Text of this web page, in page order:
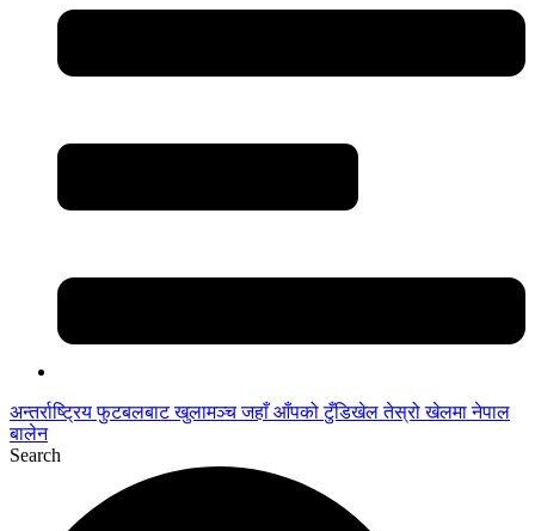
अन्तर्राष्ट्रिय फुटबलबाट खुलामञ्च जहाँ आँपको टुँडिखेल तेस्रो खेलमा नेपाल
बालेन
Search